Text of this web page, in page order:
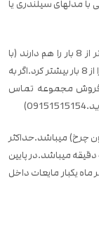
با مدلهای سیلندری یا
حتی این کمپرسور ها توانایی تولید هوای فشرده بیشتر از 8 بار را هم دارند (با
ایجاد یکسری تغییرات در داخل موتور میتوان فشار باد را از 8 بار بیشتر کرد.اگر به
با واحد فروش مجموعه تماس
لیتری ایستاده(بدون چرخ) میباشد.حداکثر
زمانی که طول میکشد تا مخزن به فشار باد 8 بار برسد 4 دقیقه میباشد.در پایین
یکبار مایعات داخل